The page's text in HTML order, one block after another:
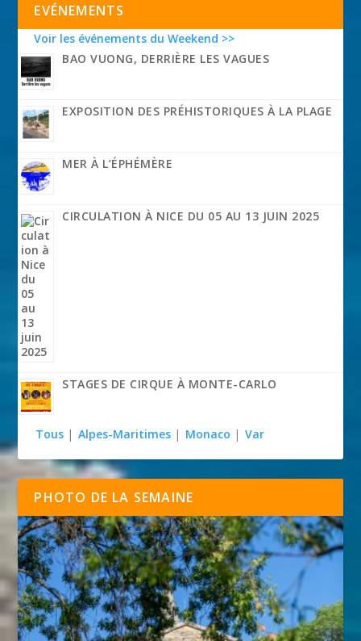
EVÉNEMENTS
Voir les événements du Weekend >>
BAO VUONG, DERRIÈRE LES VAGUES
EXPOSITION DES PRÉHISTORIQUES À LA PLAGE
MER À L’ÉPHÉMÈRE
CIRCULATION À NICE DU 05 AU 13 JUIN 2025
STAGES DE CIRQUE À MONTE-CARLO
Tous | Alpes-Maritimes | Monaco | Var
PHOTO DE LA SEMAINE